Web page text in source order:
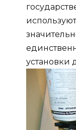
установки